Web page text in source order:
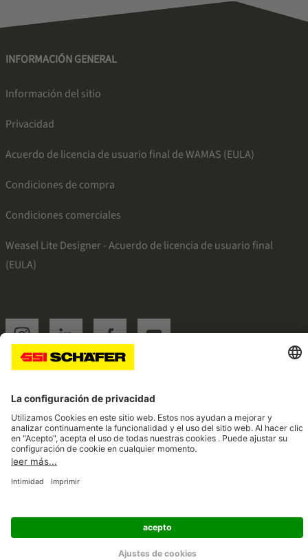
INFORMACIÓN GENERAL
Información del sitio
Privacidad
Acuerdo de licencia de usuario final de WAMAS (EULA)
Condiciones de compra
Condiciones comerciales
Weasel Lite Designer - Acuerdo de licencia de usuario final
(EULA)
SSI instagramSSI linkedinSSI facebook
Navigate to home page
© 2026